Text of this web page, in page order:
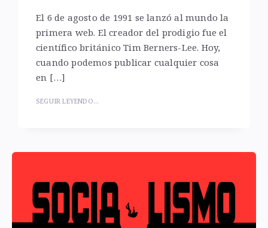
El 6 de agosto de 1991 se lanzó al mundo la
primera web. El creador del prodigio fue el
científico británico Tim Berners-Lee. Hoy,
cuando podemos publicar cualquier cosa
en […]
SEGUIR LEYENDO...